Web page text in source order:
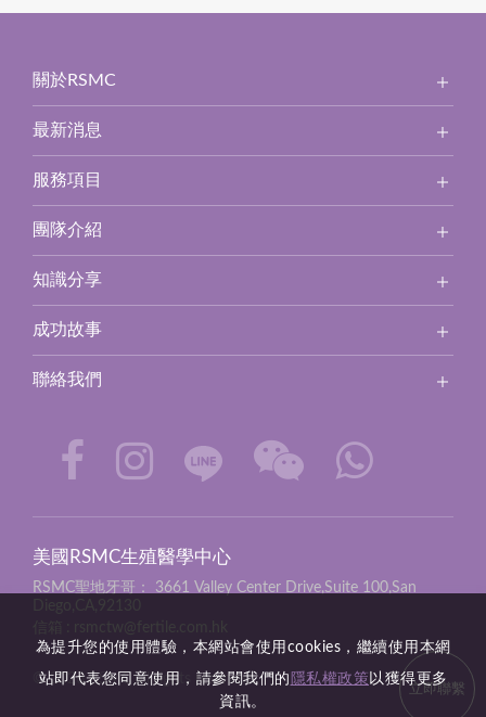
關於RSMC
最新消息
服務項目
團隊介紹
知識分享
成功故事
聯絡我們
美國RSMC生殖醫學中心
RSMC聖地牙哥：
3661 Valley Center Drive,Suite 100,San
Diego,CA,92130
信箱
rsmctw@fertile.com.hk
© 2026 RSMC all rights reserved.
立即聯繫
為提升您的使用體驗，本網站會使用cookies，繼續使用本網
站即代表您同意使用，請參閱我們的 隱私權政策 以獲得更多
資訊。